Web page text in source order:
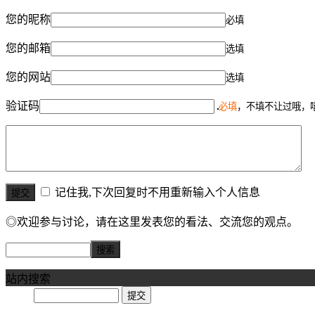
您的昵称 必填
您的邮箱 选填
您的网站 选填
验证码 必填，不填不让过哦，
记住我,下次回复时不用重新输入个人信息
◎欢迎参与讨论，请在这里发表您的看法、交流您的观点。
站内搜索